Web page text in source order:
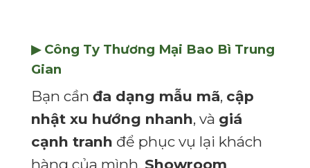
▶ Công Ty Thương Mại Bao Bì Trung
Gian
Bạn cần đa dạng mẫu mã, cập
nhật xu hướng nhanh, và giá
cạnh tranh để phục vụ lại khách
hàng của mình. Showroom